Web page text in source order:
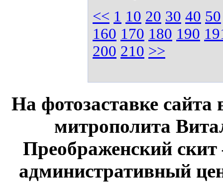
<< 1 10 20 30 40 50
160 170 180 190
200 210 >>
На фотозаставке сайта
митрополита
Преображенский
административный